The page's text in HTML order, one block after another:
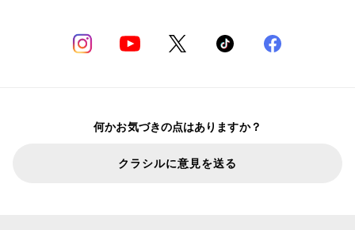
何かお気づきの点はありますか？
クラシルに意見を送る